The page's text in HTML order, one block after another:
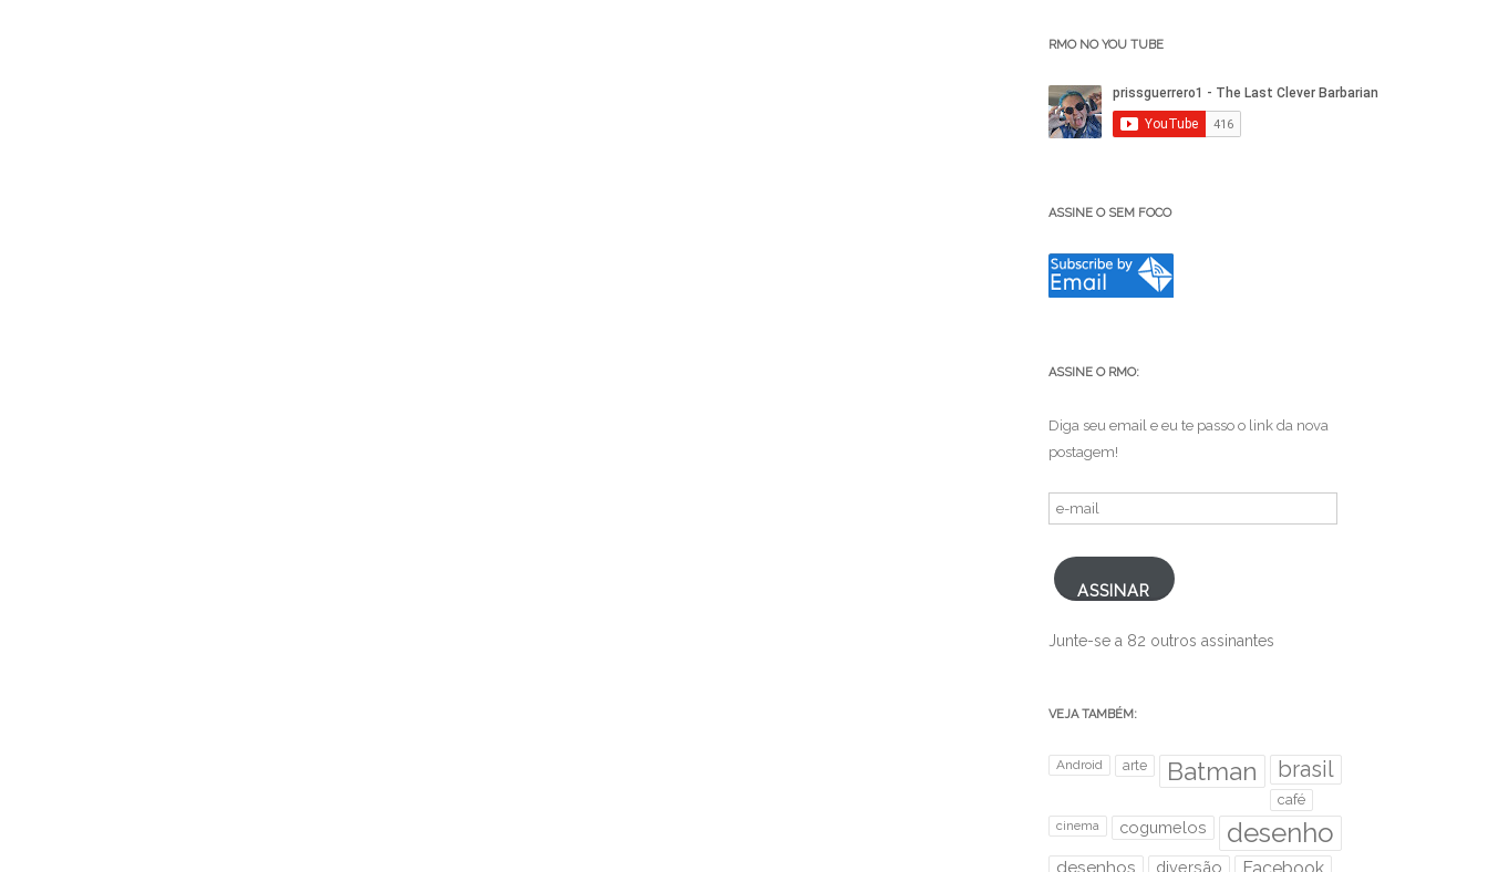
RMO NO YOU TUBE
ASSINE O SEM FOCO
ASSINE O RMO:
Diga seu email e eu te passo o link da nova
postagem!
e-
mail
ASSINAR
Junte-se a 82 outros assinantes
VEJA TAMBÉM:
Android arte Batman brasil
café
cinema cogumelos desenho
desenhos diversão Facebook